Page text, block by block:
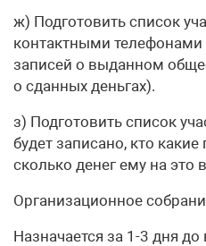
ж) Подготовить список
контактными телефонами
записей о выданном
о сданных деньгах).
з) Подготовить список
будет записано, кто
сколько денег ему на это
Организационное
Назначается за 1-3 дня